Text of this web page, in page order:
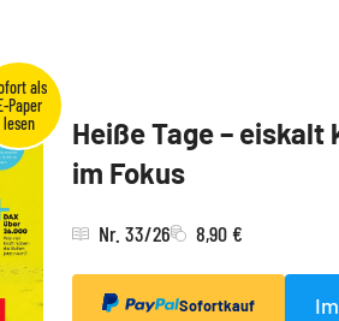
Heiße Tage –
im Fokus
Nr. 33/26 8,90 €
Sofortkauf